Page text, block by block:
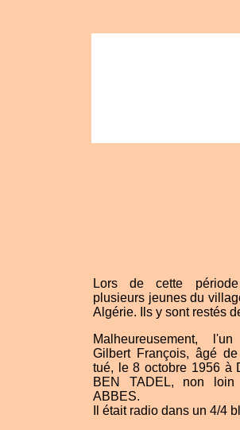
Lors de cette
plusieurs jeunes du
Algérie. Ils y sont restés
Malheureusement,
Gilbert François, âgé
tué, le 8 octobre 1956 à
BEN TADEL, non
ABBES.
Il était radio dans un 4/4